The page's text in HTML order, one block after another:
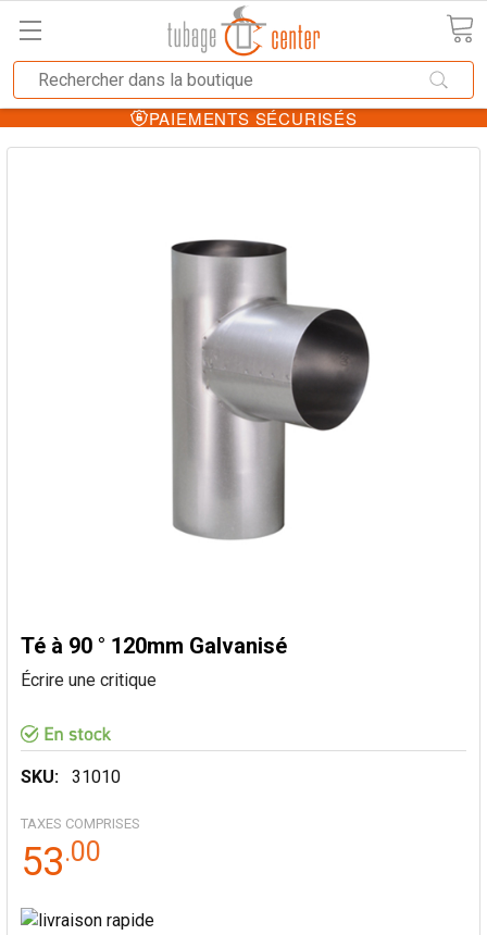
PAIEMENTS SÉCURISÉS
Té à 90 ° 120mm Galvanisé
Écrire une critique
SKU: 31010
TAXES COMPRISES
53.00